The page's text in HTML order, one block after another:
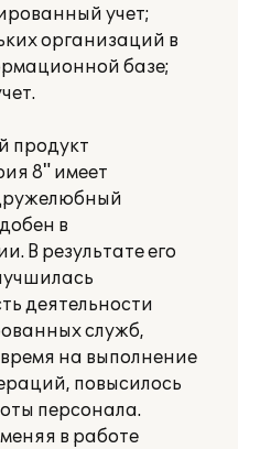
учет;
организаций в
базе;
продукт
8" имеет
в
В результате его
деятельности
служб,
на выполнение
повысилось
персонала.
в работе